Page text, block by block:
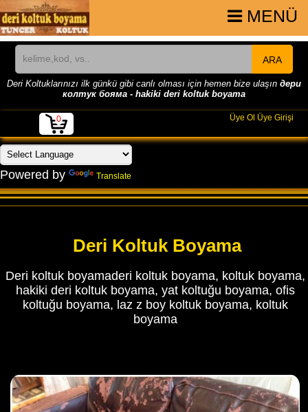
MENÜ
ARA
Deri Koltuklarınızı ilk günkü gibi canlı olması için hemen bize ulaşın дери
колтук бояма - hakiki deri koltuk boyama
0 Üye Ol Üye Girişi
Powered by Translate
Deri Koltuk Boyama
Deri koltuk boyamaderi koltuk boyama, koltuk boyama,
hakiki deri koltuk boyama, yat koltuğu boyama, ofis
koltuğu boyama, laz z boy koltuk boyama, koltuk
boyama